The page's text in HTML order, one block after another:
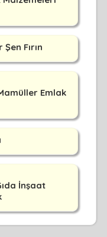
Fırın
Emlak
İnşaat